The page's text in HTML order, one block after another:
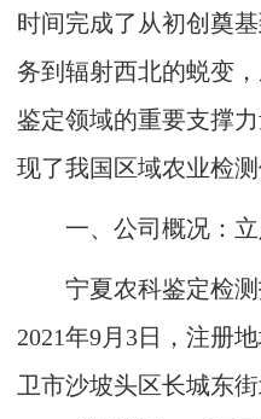
时间完成了从初创奠
务到辐射西北的蜕变
鉴定领域的重要支撑
现了我国区域农业检
一、公司概况：立
宁夏农科鉴定检测
2021年9月3日，注册
卫市沙坡头区长城东